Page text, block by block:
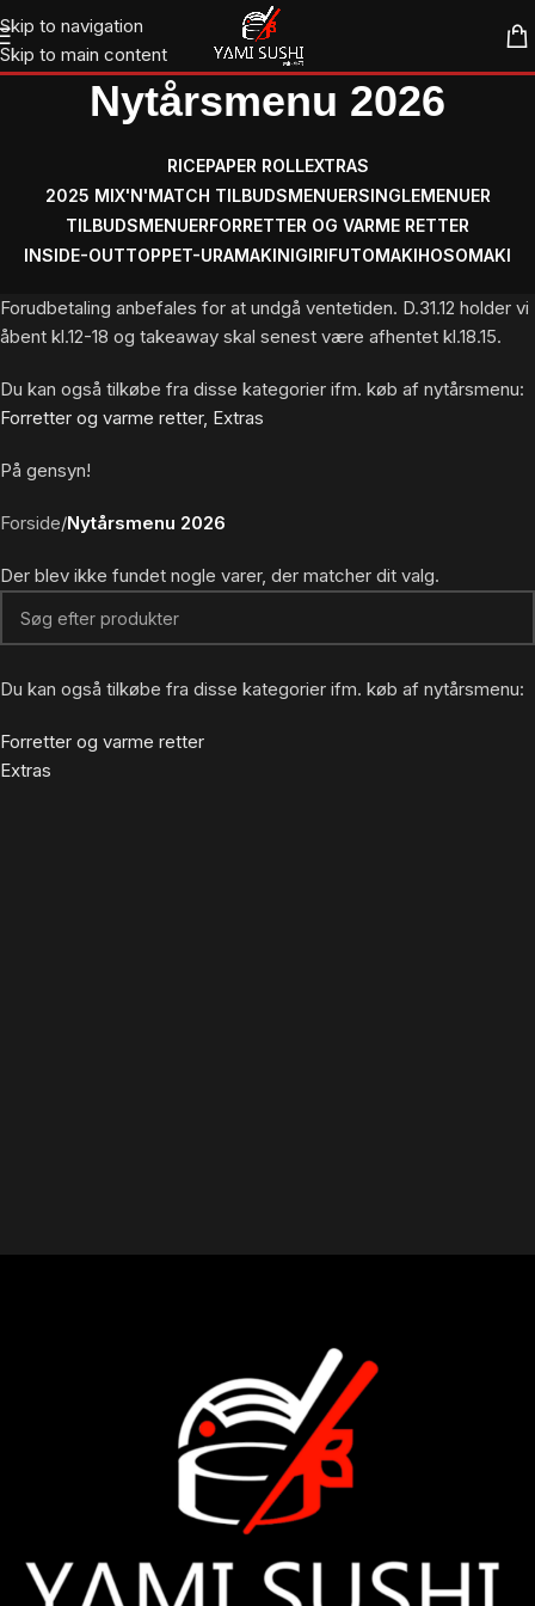
Skip to navigation
Skip to main content
Nytårsmenu 2026
RICEPAPER ROLLEXTRAS
2025 MIX'N'MATCH TILBUDSMENUERSINGLEMENUER
TILBUDSMENUERFORRETTER OG VARME RETTER
INSIDE-OUTTOPPET-URAMAKINIGIRIFUTOMAKIHOSOMAKI
Forudbetaling anbefales for at undgå ventetiden. D.31.12 holder vi
åbent kl.12-18 og takeaway skal senest være afhentet kl.18.15.
Du kan også tilkøbe fra disse kategorier ifm. køb af nytårsmenu:
Forretter og varme retter, Extras
På gensyn!
Forside/Nytårsmenu 2026
Der blev ikke fundet nogle varer, der matcher dit valg.
Du kan også tilkøbe fra disse kategorier ifm. køb af nytårsmenu:
Forretter og varme retter
Extras